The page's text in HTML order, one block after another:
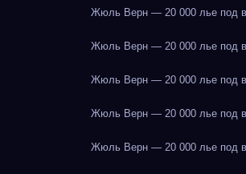
Жюль Верн — 20 000 лье под
Жюль Верн — 20 000 лье под
Жюль Верн — 20 000 лье под
Жюль Верн — 20 000 лье под
Жюль Верн — 20 000 лье под